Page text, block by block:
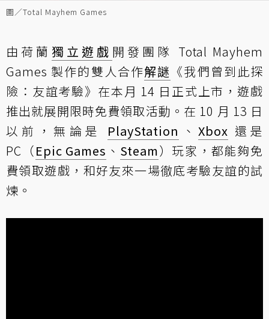
圖／Total Mayhem Games
由荷蘭 獨立遊戲 開發團隊 Total Mayhem
Games 製作的雙人合作解謎 《我們曾到此探
險：友誼考驗》在本月 14 日正式上市，遊戲
推出就展開限時免費領取活動。在 10 月 13 日
以前，無論是 PlayStation 、Xbox 還是
PC（Epic Games 、 Steam）玩家，都能夠免
費領取遊戲，和好友來一場徹底考驗友誼的試
煉。